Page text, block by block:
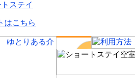
ステイ
はこちら